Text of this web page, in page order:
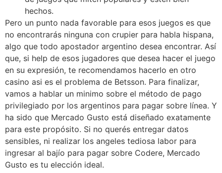
hechos.
Pero un punto nada favorable para esos juegos es que
no encontrarás ninguna con crupier para habla hispana,
algo que todo apostador argentino desea encontrar. Así
que, si help de esos jugadores que desea hacer el juego
en su expresión, te recomendamos hacerlo en otro
casino asi es el problema de Betsson. Para finalizar,
vamos a hablar un minimo sobre el método de pago
privilegiado por los argentinos para pagar sobre línea. Y
ha sido que Mercado Gusto está diseñado exatamente
para este propósito. Si no querés entregar datos
sensibles, ni realizar los angeles tediosa labor para
ingresar al bajío para pagar sobre Codere, Mercado
Gusto es tu elección ideal.